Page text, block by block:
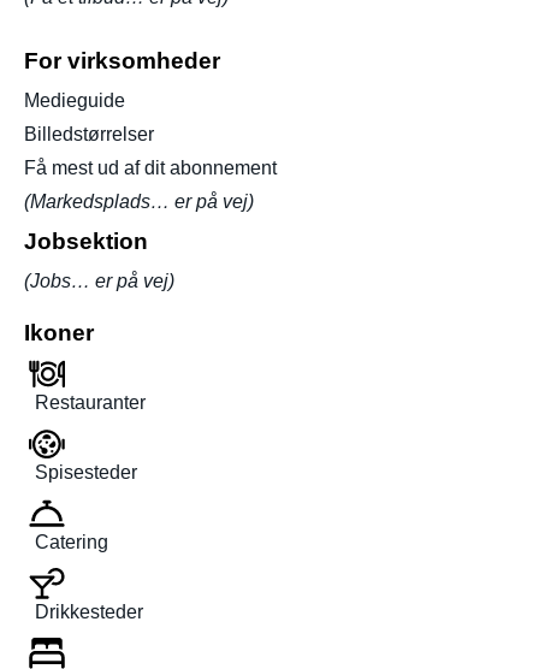
For virksomheder
Medieguide
Billedstørrelser
Få mest ud af dit abonnement
(Markedsplads… er på vej)
Jobsektion
(Jobs… er på vej)
Ikoner
Restauranter
Spisesteder
Catering
Drikkesteder